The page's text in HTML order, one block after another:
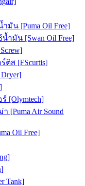
น [Puma Oil Free]
มัน [Swan Oil Free]
ติส [FScurtis]
[Olymtech]
[Puma Air Sound
Oil Free]
Tank]